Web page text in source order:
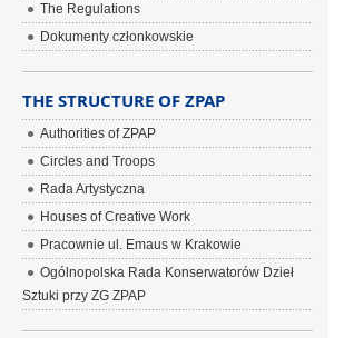
The Regulations
Dokumenty członkowskie
THE STRUCTURE OF ZPAP
Authorities of ZPAP
Circles and Troops
Rada Artystyczna
Houses of Creative Work
Pracownie ul. Emaus w Krakowie
Ogólnopolska Rada Konserwatorów Dzieł
Sztuki przy ZG ZPAP